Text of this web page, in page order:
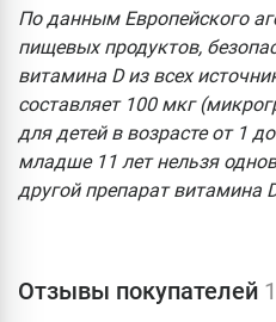
По данным Европейского
пищевых продуктов,
витамина D из всех
составляет 100 мкг
для детей в возрасте от 1
младше 11 лет нельзя
другой препарат витамина
Отзывы покупателей 1